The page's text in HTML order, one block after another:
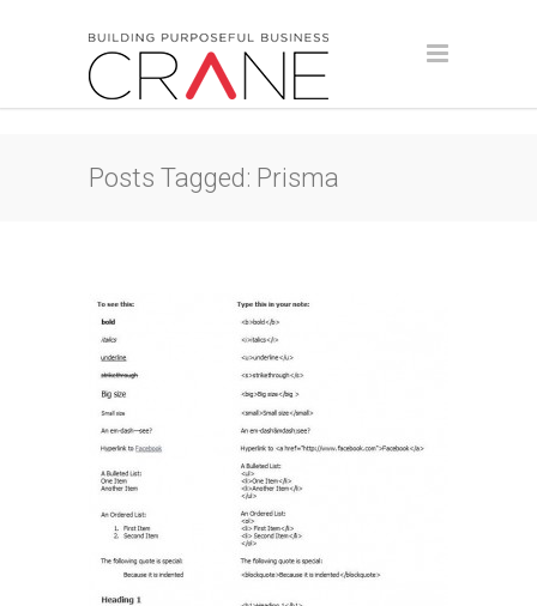
Posts Tagged: Prisma